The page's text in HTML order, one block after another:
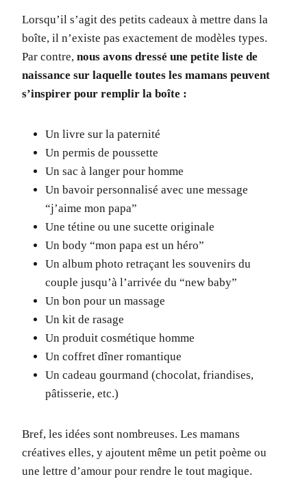
Lorsqu’il s’agit des petits cadeaux à mettre dans la
boîte, il n’existe pas exactement de modèles types.
Par contre, nous avons dressé une petite liste de
naissance sur laquelle toutes les mamans peuvent
s’inspirer pour remplir la boîte :
Un livre sur la paternité
Un permis de poussette
Un sac à langer pour homme
Un bavoir personnalisé avec une message
“j’aime mon papa”
Une tétine ou une sucette originale
Un body “mon papa est un héro”
Un album photo retraçant les souvenirs du
couple jusqu’à l’arrivée du “new baby”
Un bon pour un massage
Un kit de rasage
Un produit cosmétique homme
Un coffret dîner romantique
Un cadeau gourmand (chocolat, friandises,
pâtisserie, etc.)
Bref, les idées sont nombreuses. Les mamans
créatives elles, y ajoutent même un petit poème ou
une lettre d’amour pour rendre le tout magique.